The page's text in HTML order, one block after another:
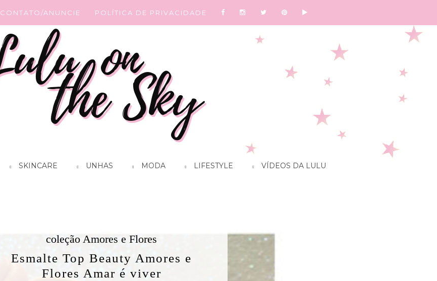
CONTATO/ANUNCIE POLÍTICA DE PRIVACIDADE
SKINCARE UNHAS MODA LIFESTYLE VÍDEOS DA LULU
coleção Amores e Flores
Esmalte Top Beauty Amores e
Flores Amar é viver